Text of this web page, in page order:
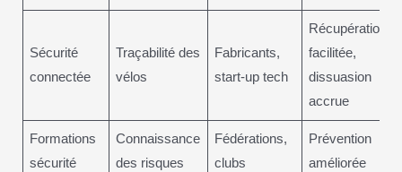
Sécurité
connectée
Traçabilité des
vélos
Fabricants,
start-up tech
Récupération
facilitée,
dissuasion
accrue
Formations
sécurité
Connaissance
des risques
Fédérations,
clubs
Prévention
améliorée